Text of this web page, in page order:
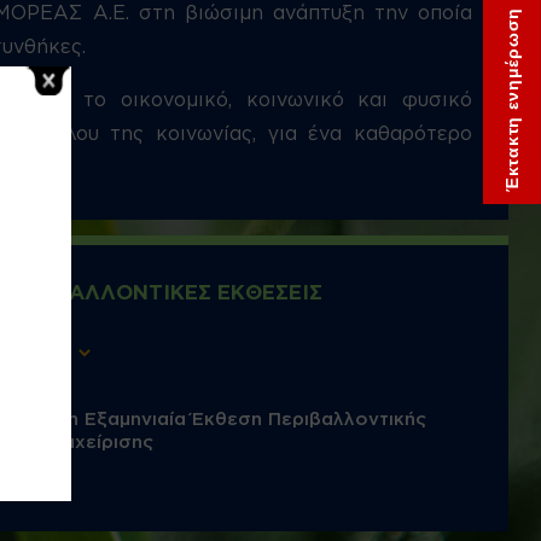
Α.Ε. στη βιώσιμη ανάπτυξη την οποία
το οικονομικό, κοινωνικό και φυσικό
της κοινωνίας, για ένα καθαρότερο
ΠΕΡΙΒΑΛΛΟΝΤΙΚΕΣ ΕΚΘΕΣΕΙΣ
22η Εξαμηνιαία Έκθεση Περιβαλλοντικής
Διαχείρισης
Έκτακτη ενημέρωση